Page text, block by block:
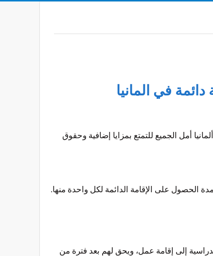
أمل الجميع للتمتع بمزايا إضافية وحقوق
الحصول على الإقامة الدائمة لكل واحدة منها.
إلى إقامة عمل، ويحق لهم بعد فترة من